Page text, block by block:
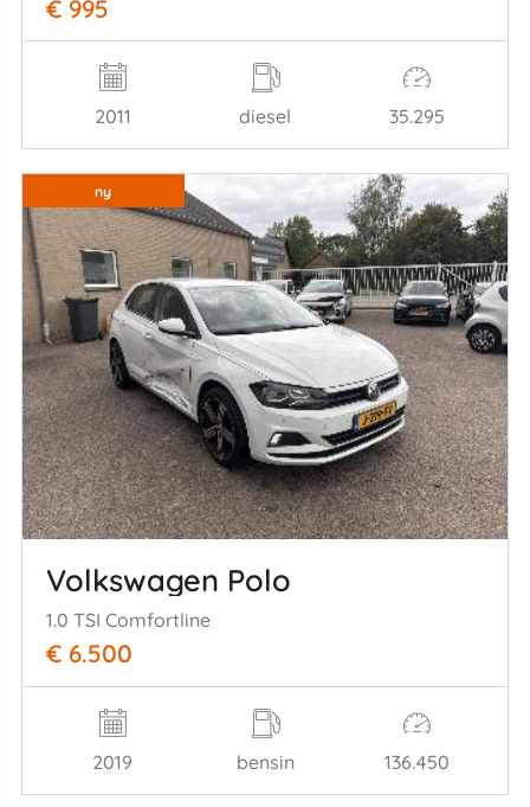
€ 995
2011 diesel 35.295
ny
Volkswagen Polo
1.0 TSI Comfortline
€ 6.500
2019 bensin 136.450